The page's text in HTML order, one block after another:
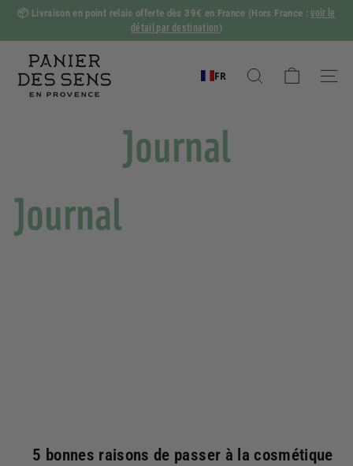
Passer
contenu
Diaporama
Pause
📦 Livraison en point relais offerte dès 39€ en France (Hors France :voir le
détail par destination )
a
s
FR
Rechercher
Journal
Journal
5 bonnes raisons de passer à la cosmétique